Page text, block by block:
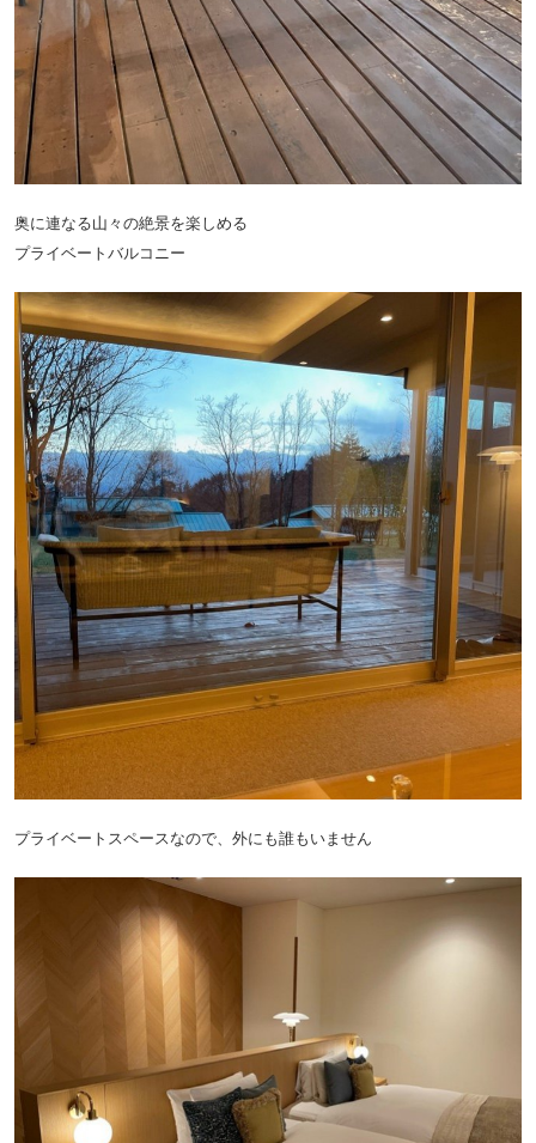
奥に連なる山々の絶景を楽しめる
プライベートバルコニー
プライベートスペースなので、外にも誰もいません